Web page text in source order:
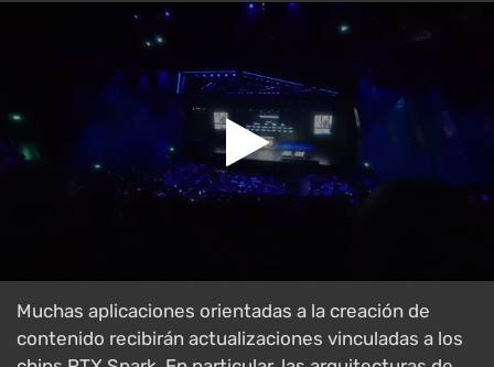
Muchas aplicaciones orientadas a la creación de
contenido recibirán actualizaciones vinculadas a los